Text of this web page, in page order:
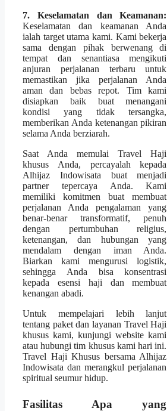
7. Keselamatan dan Keamanan:
Keselamatan dan keamanan Anda
ialah target utama kami. Kami bekerja
sama dengan pihak berwenang di
tempat dan senantiasa mengikuti
anjuran perjalanan terbaru untuk
memastikan jika perjalanan Anda
aman dan bebas repot. Tim kami
disiapkan baik buat menangani
kondisi yang tidak tersangka,
memberikan Anda ketenangan pikiran
selama Anda berziarah.
Saat Anda memulai Travel Haji
khusus Anda, percayalah kepada
Alhijaz Indowisata buat menjadi
partner tepercaya Anda. Kami
memiliki komitmen buat membuat
perjalanan Anda pengalaman yang
benar-benar transformatif, penuh
dengan pertumbuhan religius,
ketenangan, dan hubungan yang
mendalam dengan iman Anda.
Biarkan kami mengurusi logistik,
sehingga Anda bisa konsentrasi
kepada esensi haji dan membuat
kenangan abadi.
Untuk mempelajari lebih lanjut
tentang paket dan layanan Travel Haji
khusus kami, kunjungi website kami
atau hubungi tim khusus kami hari ini.
Travel Haji Khusus bersama Alhijaz
Indowisata dan merangkul perjalanan
spiritual seumur hidup.
Fasilitas Apa yang